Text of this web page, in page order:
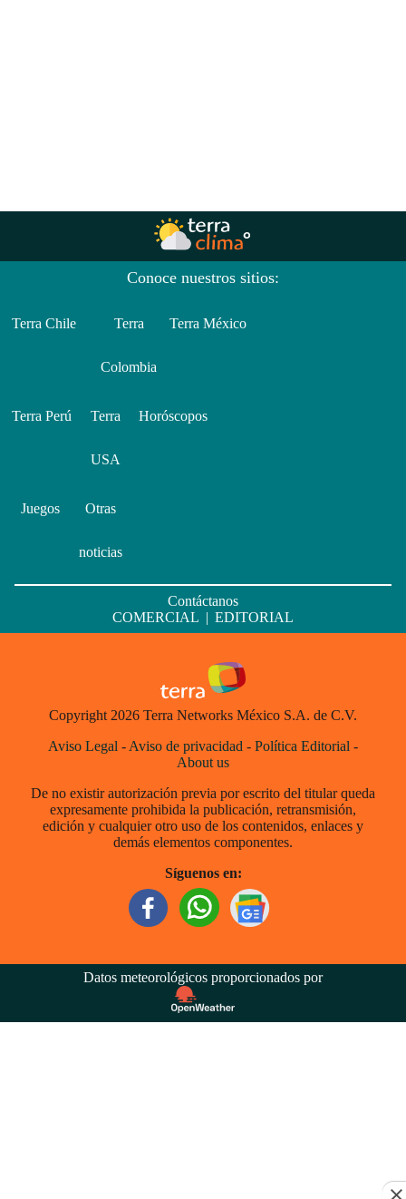
Conoce nuestros sitios:
Terra Chile Terra
Colombia
Terra México
Terra Perú Terra
USA
Horóscopos
Juegos Otras
noticias
Contáctanos
COMERCIAL | EDITORIAL
Copyright 2026 Terra Networks México S.A. de C.V.
Aviso Legal - Aviso de privacidad - Política Editorial -
About us
De no existir autorización previa por escrito del titular queda
expresamente prohibida la publicación, retransmisión,
edición y cualquier otro uso de los contenidos, enlaces y
demás elementos componentes.
Síguenos en:
Datos meteorológicos proporcionados por